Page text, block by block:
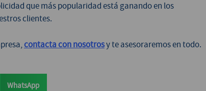
que más popularidad está ganando en los
clientes.
contacta con nosotrosy te asesoraremos en todo.
WhatsApp